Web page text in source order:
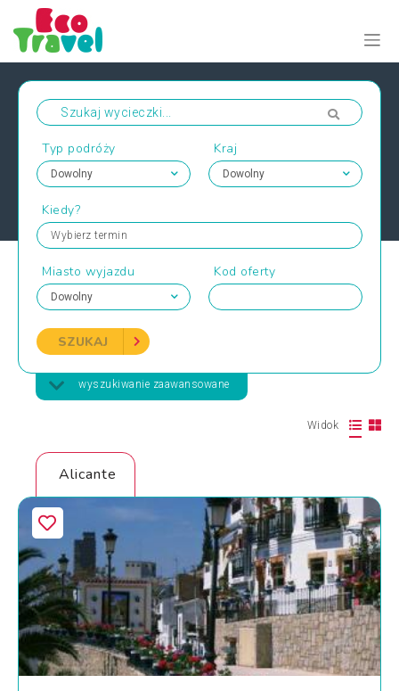
Typ podróży Kraj
Kiedy?
Wybierz termin
Miasto wyjazdu Kod oferty
SZUKAJ
wyszukiwanie zaawansowane
Widok
Alicante